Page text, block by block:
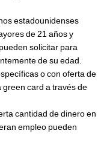
estadounidenses
de 21 años y
solicitar para
de su edad.
o con oferta de
card a través de
cantidad de dinero en
empleo pueden